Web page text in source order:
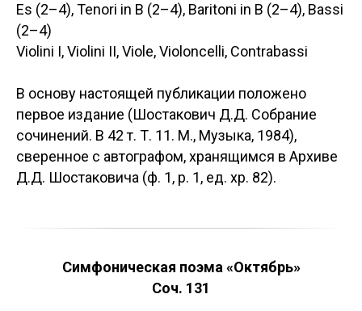
Es (2–4), Tenori in B (2–4), Baritoni in B (2–4), Bassi
(2–4)
Violini I, Violini II, Viole, Violoncelli, Contrabassi
В основу настоящей публикации положено
первое издание (Шостакович Д.Д. Собрание
сочинений. В 42 т. Т. 11. М., Музыка, 1984),
сверенное с автографом, хранящимся в Архиве
Д.Д. Шостаковича (ф. 1, р. 1, ед. хр. 82).
Симфоническая поэма «Октябрь»
Соч. 131